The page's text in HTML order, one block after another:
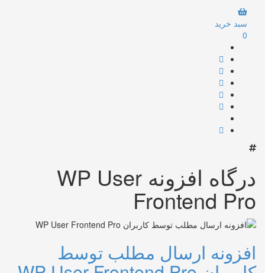
سبد خرید
0
درگاه افزونه WP User
Frontend Pro
افزونه ارسال مطلب توسط